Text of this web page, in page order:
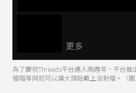
為了慶祝Threads平台邁入兩週年，平台推
帽帽等詞就可以讓大頭貼戴上派對帽。（圖